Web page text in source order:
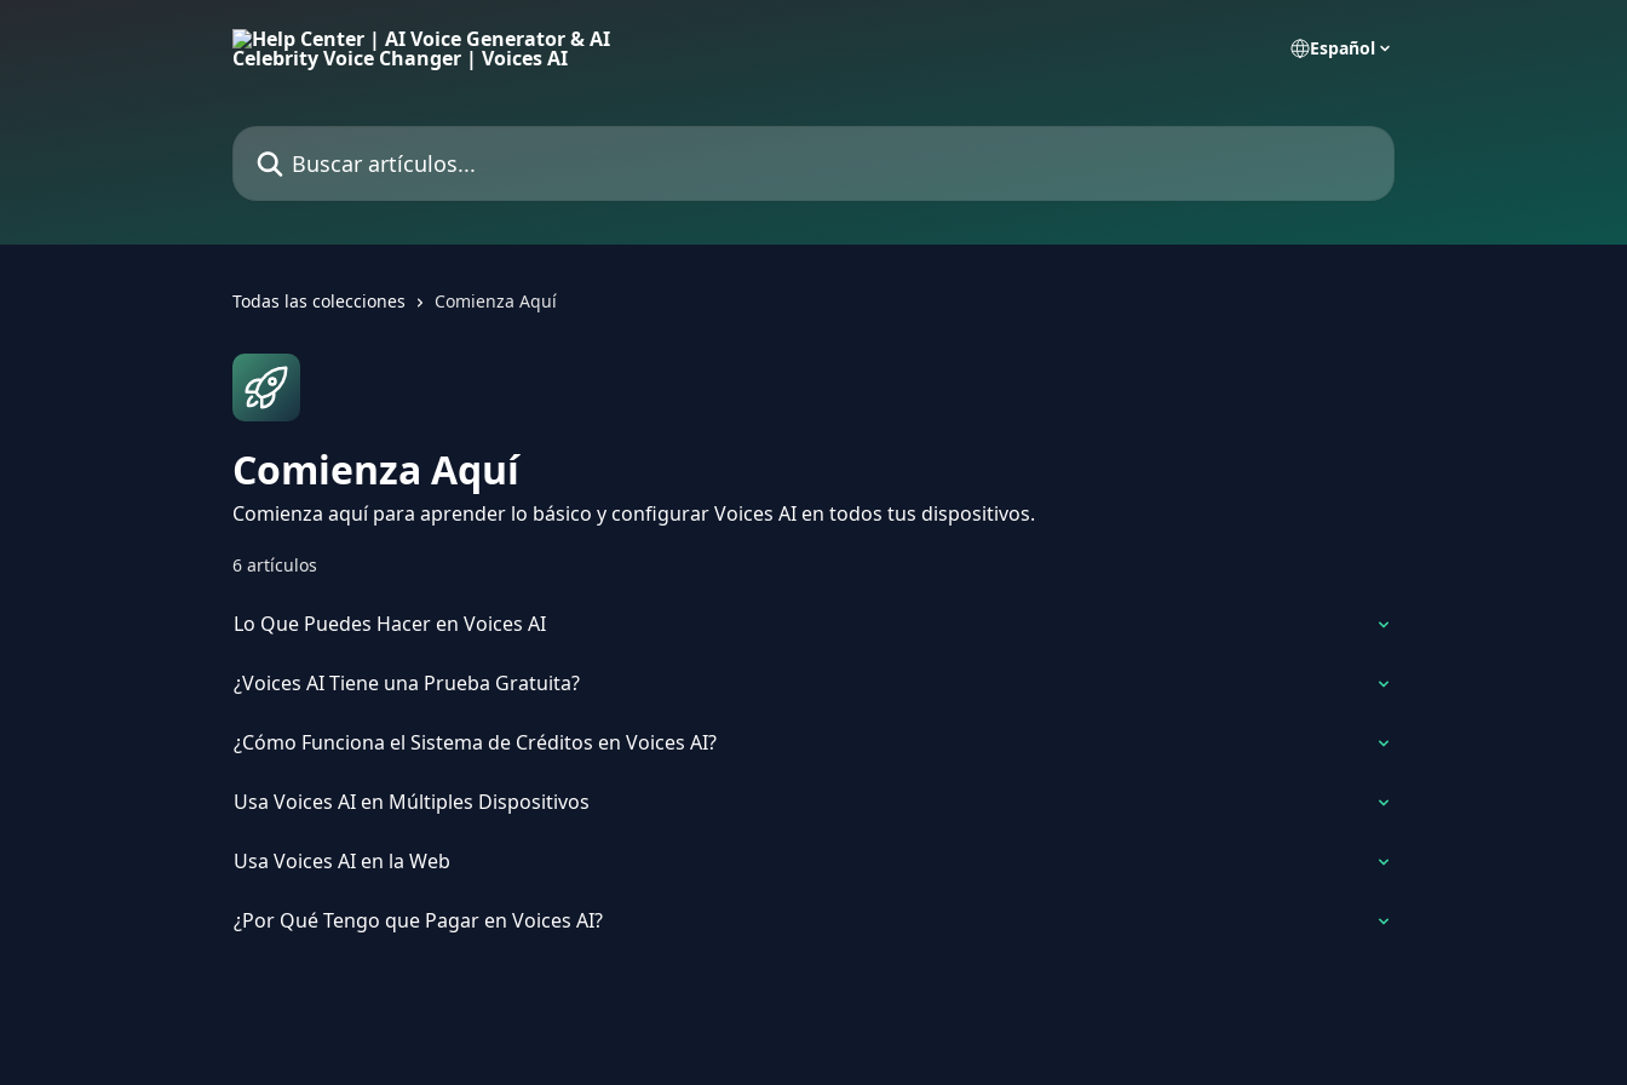
Español
Buscar artículos...
Todas las colecciones Comienza Aquí
Comienza Aquí
Comienza aquí para aprender lo básico y configurar Voices AI en todos tus dispositivos.
6 artículos
Lo Que Puedes Hacer en Voices AI
¿Voices AI Tiene una Prueba Gratuita?
¿Cómo Funciona el Sistema de Créditos en Voices AI?
Usa Voices AI en Múltiples Dispositivos
Usa Voices AI en la Web
¿Por Qué Tengo que Pagar en Voices AI?